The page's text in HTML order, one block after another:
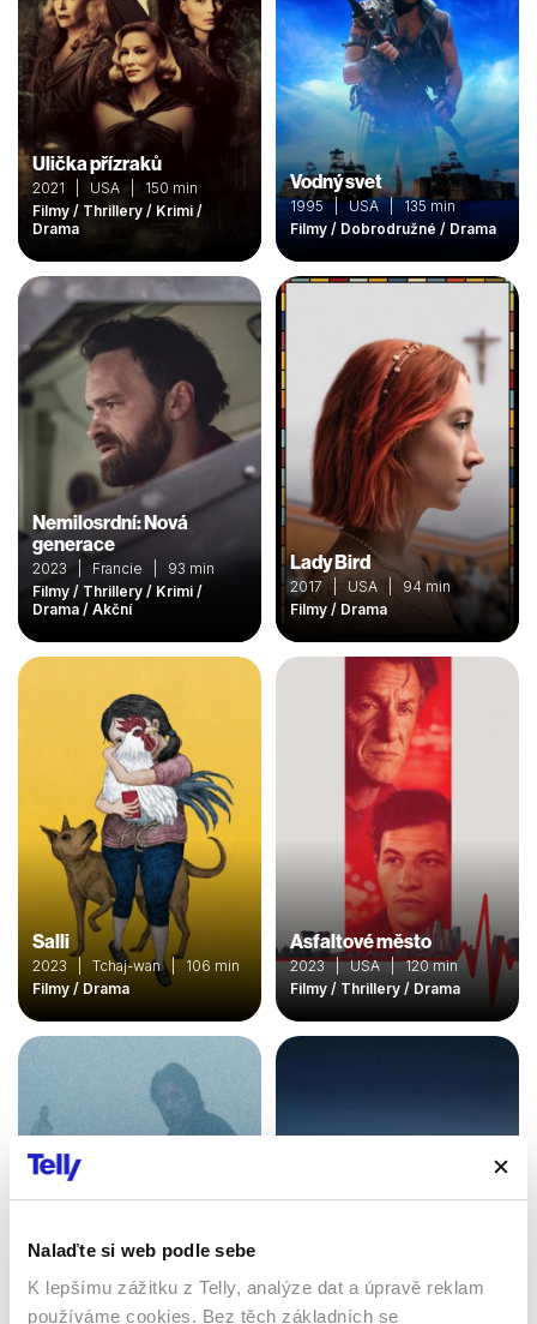
Nalaďte si web podle sebe
K lepšímu zážitku z Telly, analýze dat a úpravě reklam
používáme cookies. Bez těch základních se
Ulička přízraků
2021 | USA | 150 min
Filmy / Thrillery / Krimi /
Drama
Vodný svet
1995 | USA | 135 min
Filmy / Dobrodružné / Drama
Nemilosrdní: Nová
generace
2023 | Francie | 93 min
Filmy / Thrillery / Krimi /
Drama / Akční
Lady Bird
2017 | USA | 94 min
Filmy / Drama
Salli
2023 | Tchaj-wan | 106 min
Filmy / Drama
Asfaltové město
2023 | USA | 120 min
Filmy / Thrillery / Drama
Insomnie
Automata
2014 | USA, Bulharsko,